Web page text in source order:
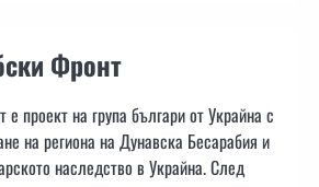
Фронт
е проект на група българи от Украйна с
на региона на Дунавска Бесарабия и
наследство в Украйна. След